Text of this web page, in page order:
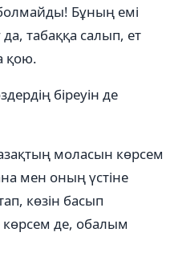
Бұның емі
табаққа салып, ет
қою.
біреуін де
моласын көрсем
мен оның үстіне
көзін басып
де, обалым